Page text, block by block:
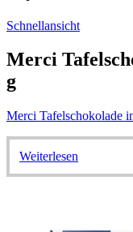
Schnellansicht
Merci
g
Merci Tafelschokolade
Weiterlesen